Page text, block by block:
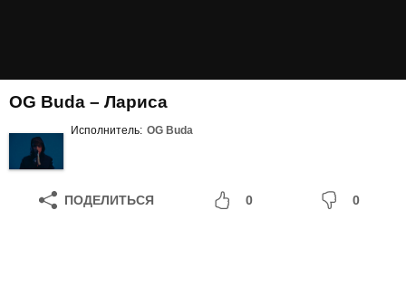
OG Buda – Лариса
Исполнитель: OG Buda
ПОДЕЛИТЬСЯ 0 0